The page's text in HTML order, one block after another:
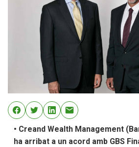
• Creand Wealth Management
ha arribat a un acord amb GBS